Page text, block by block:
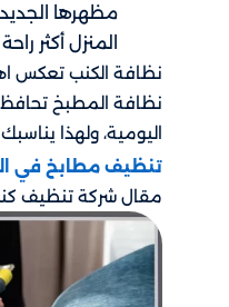
مظهرها
المنزل أكثر
نظافة الكنب تعكس
نظافة المطبخ تحافظ
اليومية، ولهذا
تنظيف مطابخ في
مقال شركة تنظيف